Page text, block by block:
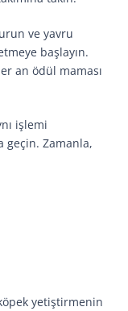
ve yavru
başlayın.
an ödül maması
işlemi
geçin. Zamanla,
yetiştirmenin